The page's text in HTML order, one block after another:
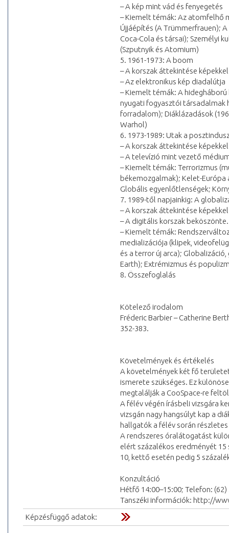
– A kép mint vád és fenyegetés
– Kiemelt témák: Az atomfelhő
Újjáépítés (A Trümmerfrauen);
Coca-Cola és társai); Személyi
(Szputnyik és Atomium)
5. 1961-1973: A boom
– A korszak áttekintése képekkel
– Az elektronikus kép diadalútja
– Kiemelt témák: A
nyugati fogyasztói társadalmak
forradalom); Diáklázadások
Warhol)
6. 1973-1989: Utak a
– A korszak áttekintése képekkel
– A televízió mint vezető
– Kiemelt témák: Terrorizmus
békemozgalmak); Kelet-Európa
Globális egyenlőtlenségek;
7. 1989-től napjainkig: A
– A korszak áttekintése képekkel
– A digitális korszak
– Kiemelt témák:
medializációja (klipek,
és a terror új arca);
Earth); Extrémizmus és
8. Összefoglalás
Kötelező irodalom
Fréderic Barbier – Catherine
352-383.
Követelmények és értékelés
A követelmények két fő
ismerete szükséges. Ez
megtalálják a CooSpace-re
A félév végén írásbeli vizsgára
vizsgán nagy hangsúlyt kap a
hallgatók a félév során
A rendszeres óralátogatást
elért százalékos eredményét
10, kettő esetén pedig 5
Konzultáció
Hétfő 14:00–15:00; Telefon:
Tanszéki információk: http://
Képzésfüggő adatok: